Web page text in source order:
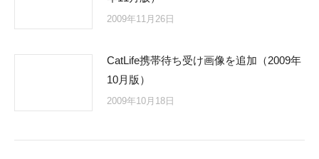
2009年11月26日
CatLife携帯待ち受け画像を追加（2009年
10月版）
2009年10月18日